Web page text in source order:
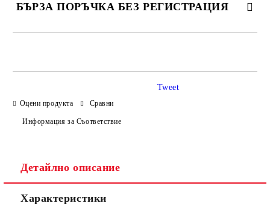
БЪРЗА ПОРЪЧКА БЕЗ РЕГИСТРАЦИЯ
Оцени продукта Сравни
Информация за Съответствие
Tweet
Детайлно описание
Характеристики